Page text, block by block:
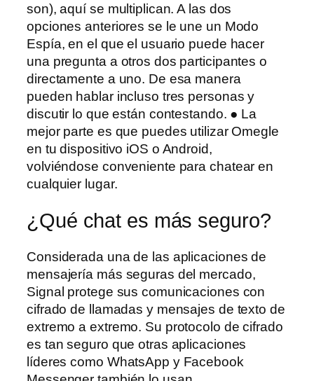
son), aquí se multiplican. A las dos
opciones anteriores se le une un Modo
Espía, en el que el usuario puede hacer
una pregunta a otros dos participantes o
directamente a uno. De esa manera
pueden hablar incluso tres personas y
discutir lo que están contestando. ● La
mejor parte es que puedes utilizar Omegle
en tu dispositivo iOS o Android,
volviéndose conveniente para chatear en
cualquier lugar.
¿Qué chat es más seguro?
Considerada una de las aplicaciones de
mensajería más seguras del mercado,
Signal protege sus comunicaciones con
cifrado de llamadas y mensajes de texto de
extremo a extremo. Su protocolo de cifrado
es tan seguro que otras aplicaciones
líderes como WhatsApp y Facebook